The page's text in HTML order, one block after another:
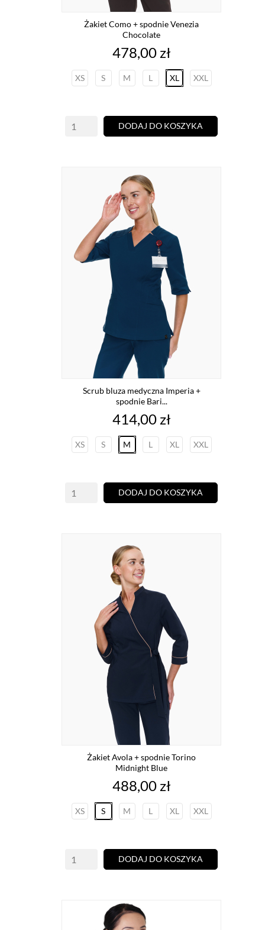
Żakiet Como + spodnie Venezia
Chocolate
Cena
478,00 zł
XS S M L XL XXL
DODAJ DO KOSZYKA
Scrub bluza medyczna Imperia +
spodnie Bari...
Cena
414,00 zł
XS S M L XL XXL
DODAJ DO KOSZYKA
Żakiet Avola + spodnie Torino
Midnight Blue
Cena
488,00 zł
XS S M L XL XXL
DODAJ DO KOSZYKA